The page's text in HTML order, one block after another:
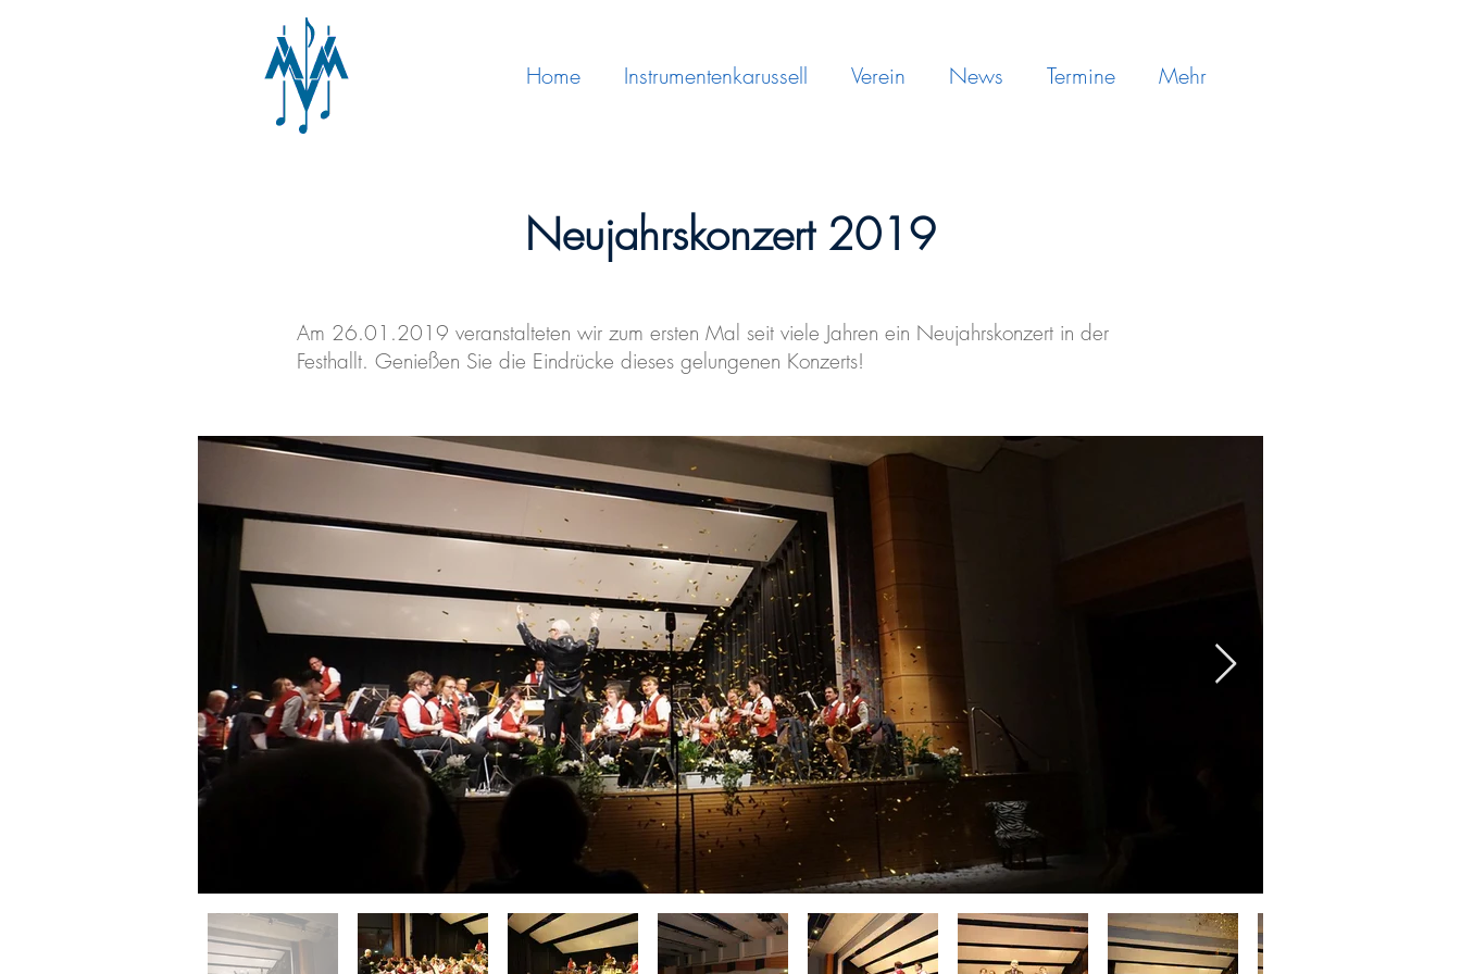
Home Instrumentenkarussell Verein News Termine Mehr
Neujahrskonzert 2019
Am 26.01.2019 veranstalteten wir zum ersten Mal seit viele Jahren ein Neujahrskonzert in der
Festhallt. Genießen Sie die Eindrücke dieses gelungenen Konzerts!